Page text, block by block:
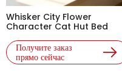
Whisker City Flower
Character Cat Hut Bed
Получите заказ
прямо сейчас